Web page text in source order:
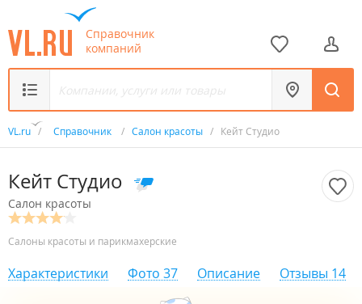
Справочник
компаний
VL.ru / Справочник / Салон красоты / Кейт Студио
Кейт Студио
Салон красоты
Салоны красоты и парикмахерские
Характеристики Фото 37 Описание Отзывы 14